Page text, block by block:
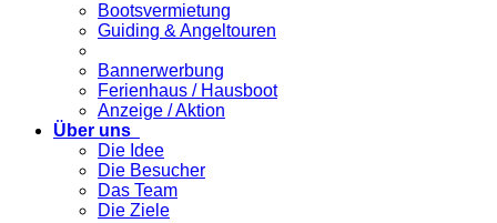
Bootsvermietung
Guiding & Angeltouren
Bannerwerbung
Ferienhaus / Hausboot
Anzeige / Aktion
Über uns
Die Idee
Die Besucher
Das Team
Die Ziele